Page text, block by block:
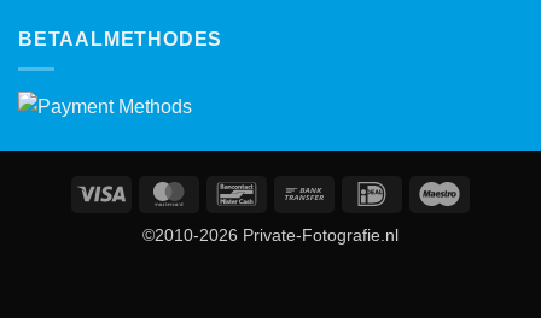
BETAALMETHODES
Visa MasterCardBancontactBank
IDeal
©2010-2026 Private-Fotografie.nl